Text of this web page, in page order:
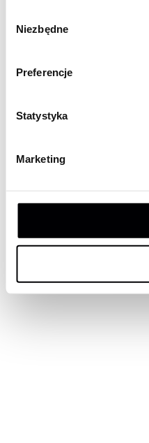
zgody
Niezbędne
Preferencje
Statystyka
Marketing